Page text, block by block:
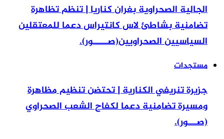
الجالية الصحراوية بغران كناريا | تنظم تظاهرة
تضامنية بشاطئ لاس كانتيراس دعما للمعتقلين
السياسيين الصحراويين(صـــــور).
مستجدات
جزيرة تنريفي الكنارية | تحتضن تنظيم مظاهرة
ومسيرة تضامنية دعما لكفاح الشعب الصحراوي
(صـــور).